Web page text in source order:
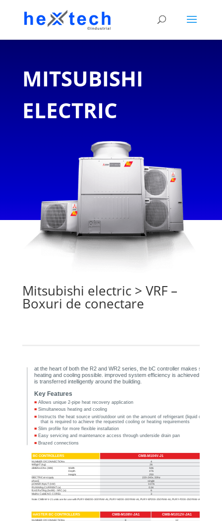
MITSUBISHI
ELECTRIC
Mitsubishi electric> VRF –
Boxuri de conectare